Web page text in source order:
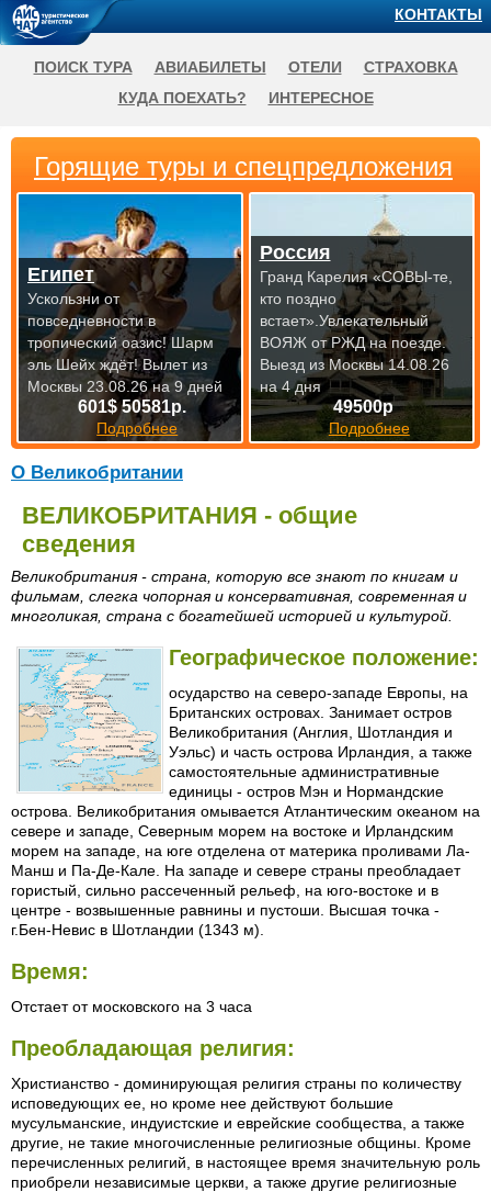
О Великобритании
ВЕЛИКОБРИТАНИЯ - общие
сведения
Великобритания - страна, которую все знают по книгам и
фильмам, слегка чопорная и консервативная, современная и
многоликая, страна с богатейшей историей и культурой.
Географическое положение:
осударство на северо-западе Европы, на
Британских островах. Занимает остров
Великобритания (Англия, Шотландия и
Уэльс) и часть острова Ирландия, а также
самостоятельные административные
единицы - остров Мэн и Нормандские
острова. Великобритания омывается Атлантическим океаном на
севере и западе, Северным морем на востоке и Ирландским
морем на западе, на юге отделена от материка проливами Ла-
Манш и Па-Де-Кале. На западе и севере страны преобладает
гористый, сильно рассеченный рельеф, на юго-востоке и в
центре - возвышенные равнины и пустоши. Высшая точка -
г.Бен-Невис в Шотландии (1343 м).
Время:
Отстает от московского на 3 часа
Преобладающая религия:
Христианство - доминирующая религия страны по количеству
исповедующих ее, но кроме нее действуют большие
мусульманские, индуистские и еврейские сообщества, а также
другие, не такие многочисленные религиозные общины. Кроме
перечисленных религий, в настоящее время значительную роль
приобрели независимые церкви, а также другие религиозные
Горящие туры и спецпредложения
601$ 50581р.
Подробнее
Египет
Ускользни от
повседневности в
тропический оазис! Шарм
эль Шейх ждёт!Вылет из
Москвы 23.08.26 на 9 дней
49500р
Подробнее
Россия
Гранд Карелия «СОВЫ-те,
кто поздно
встает».Увлекательный
ВОЯЖ от РЖД напоезде.
Выезд из Москвы 14.08.26
на 4 дня
КОНТАКТЫ
ПОИСК ТУРА АВИАБИЛЕТЫ ОТЕЛИ
СТРАХОВКА
КУДА ПОЕХАТЬ?
ИНТЕРЕСНОЕ